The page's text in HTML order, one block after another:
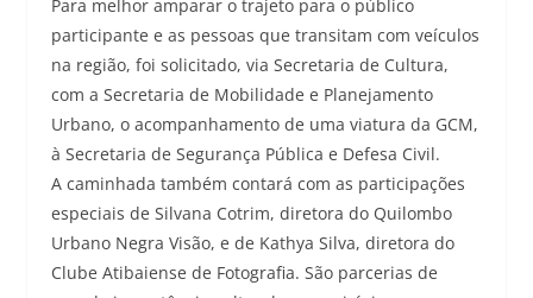
Para melhor amparar o trajeto para o público
participante e as pessoas que transitam com veículos
na região, foi solicitado, via Secretaria de Cultura,
com a Secretaria de Mobilidade e Planejamento
Urbano, o acompanhamento de uma viatura da GCM,
à Secretaria de Segurança Pública e Defesa Civil.
A caminhada também contará com as participações
especiais de Silvana Cotrim, diretora do Quilombo
Urbano Negra Visão, e de Kathya Silva, diretora do
Clube Atibaiense de Fotografia. São parcerias de